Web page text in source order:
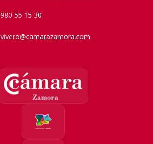
980 55 15 30
vivero@camarazamora.com